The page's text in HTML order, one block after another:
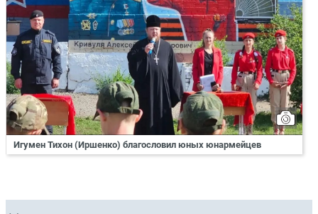
Игумен Тихон (Иршенко) благословил юных юнармейцев